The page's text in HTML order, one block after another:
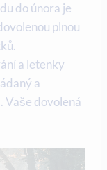
do února je
plnou
a letenky
a
Vaše dovolená